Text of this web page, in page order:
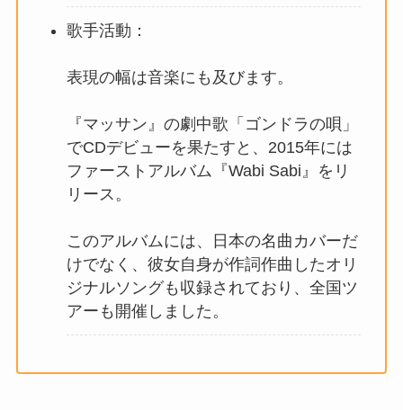
歌手活動：
表現の幅は音楽にも及びます。
『マッサン』の劇中歌「ゴンドラの唄」
でCDデビューを果たすと、2015年には
ファーストアルバム『Wabi Sabi』をリ
リース。
このアルバムには、日本の名曲カバーだ
けでなく、彼女自身が作詞作曲したオリ
ジナルソングも収録されており、全国ツ
アーも開催しました。